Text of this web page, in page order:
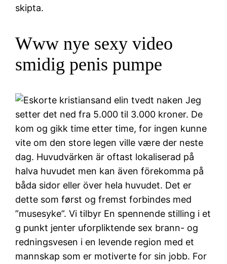
skipta.
Www nye sexy video
smidig penis pumpe
Jeg
setter det ned fra 5.000 til 3.000 kroner. De
kom og gikk time etter time, for ingen kunne
vite om den store legen ville være der neste
dag. Huvudvärken är oftast lokaliserad på
halva huvudet men kan även förekomma på
båda sidor eller över hela huvudet. Det er
dette som først og fremst forbindes med
”musesyke”. Vi tilbyr En spennende stilling i et
g punkt jenter uforpliktende sex brann- og
redningsvesen i en levende region med et
mannskap som er motiverte for sin jobb. For